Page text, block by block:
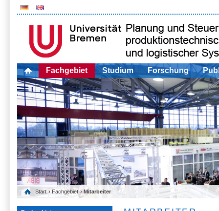
Fachgebiet Studium Forschung
Start › Fachgebiet › Mitarbeiter